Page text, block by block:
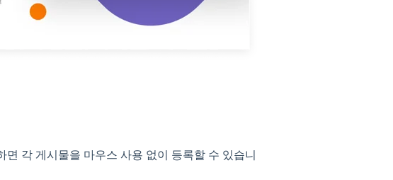
각 게시물을 마우스 사용 없이 등록할 수 있습니